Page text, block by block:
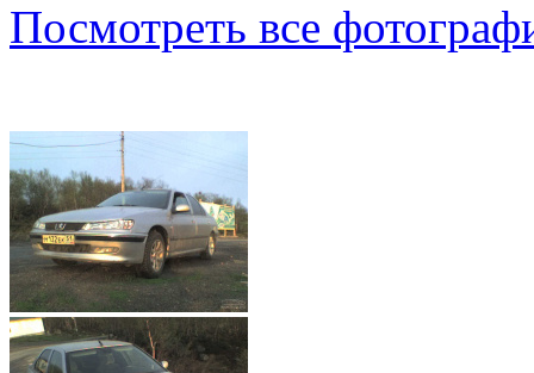
Посмотреть все